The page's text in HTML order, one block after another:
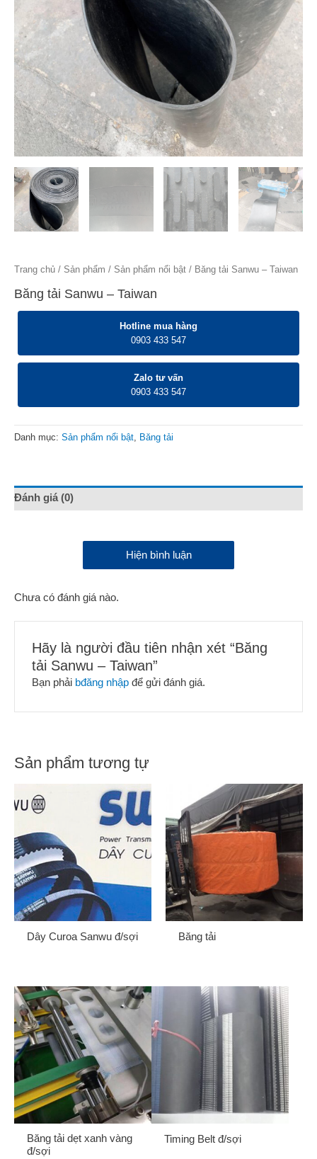
Trang chủ / Sản phẩm / Sản phẩm nổi bật / Băng tải Sanwu – Taiwan
Băng tải Sanwu – Taiwan
Hotline mua hàng
0903 433 547
Zalo tư vấn
0903 433 547
Danh mục: Sản phẩm nổi bật Băng tải
Đánh giá (0)
Hiện bình luận
Chưa có đánh giá nào.
Hãy là người đầu tiên nhận xét “Băng
tải Sanwu – Taiwan”
Bạn phải bđăng nhập để gửi đánh giá.
Sản phẩm tương tự
Dây Curoa Sanwu đ/sợi Băng tải
Băng tải dẹt xanh vàng
đ/sợi
Timing Belt đ/sợi